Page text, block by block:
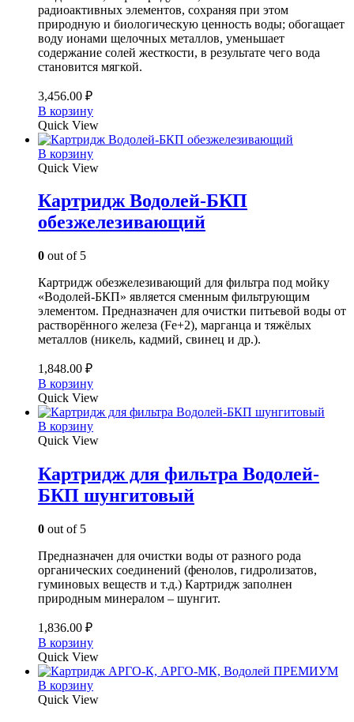
радиоактивных элементов, сохраняя при этом
природную и биологическую ценность воды; обогащает
воду ионами щелочных металлов, уменьшает
содержание солей жесткости, в результате чего вода
становится мягкой.
3,456.00 ₽
В корзину
Quick View
В корзину
Quick View
Картридж Водолей-БКП
обезжелезивающий
0 out of 5
Картридж обезжелезивающий для фильтра под мойку
«Водолей-БКП» является сменным фильтрующим
элементом. Предназначен для очистки питьевой воды от
растворённого железа (Fe+2), марганца и тяжёлых
металлов (никель, кадмий, свинец и др.).
1,848.00 ₽
В корзину
Quick View
В корзину
Quick View
Картридж для фильтра Водолей-
БКП шунгитовый
0 out of 5
Предназначен для очистки воды от разного рода
органических соединений (фенолов, гидролизатов,
гуминовых веществ и т.д.) Картридж заполнен
природным минералом – шунгит.
1,836.00 ₽
В корзину
Quick View
В корзину
Quick View